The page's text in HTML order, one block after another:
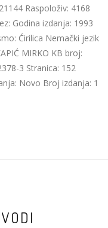
Raspoloživ: 4168
Godina izdanja: 1993
Ćirilica Nemački jezik
MIRKO KB broj:
3 Stranica: 152
Novo Broj izdanja: 1